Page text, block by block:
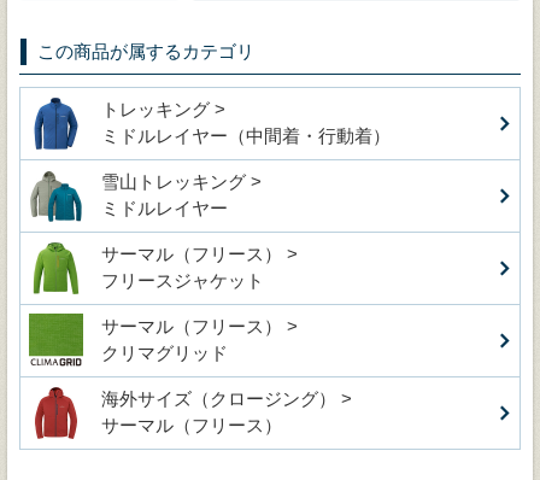
この商品が属するカテゴリ
トレッキング >
ミドルレイヤー（中間着・行動着）
雪山トレッキング >
ミドルレイヤー
サーマル（フリース） >
フリースジャケット
サーマル（フリース） >
クリマグリッド
海外サイズ（クロージング） >
サーマル（フリース）